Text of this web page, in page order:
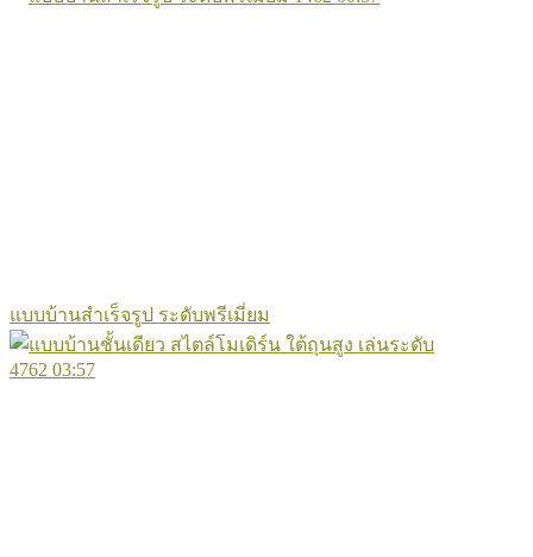
แบบบ้านสำเร็จรูป ระดับพรีเมี่ยม
4762 03:57